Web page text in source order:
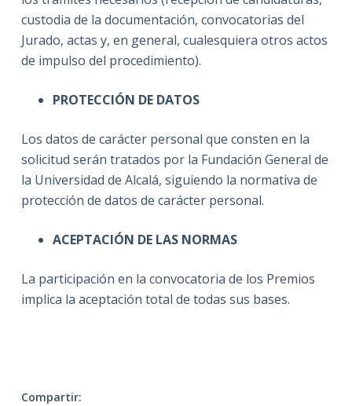
custodia de la documentación, convocatorias del
Jurado, actas y, en general, cualesquiera otros actos
de impulso del procedimiento).
PROTECCIÓN DE DATOS
Los datos de carácter personal que consten en la
solicitud serán tratados por la Fundación General de
la Universidad de Alcalá, siguiendo la normativa de
protección de datos de carácter personal.
ACEPTACIÓN DE LAS NORMAS
La participación en la convocatoria de los Premios
implica la aceptación total de todas sus bases.
Compartir: